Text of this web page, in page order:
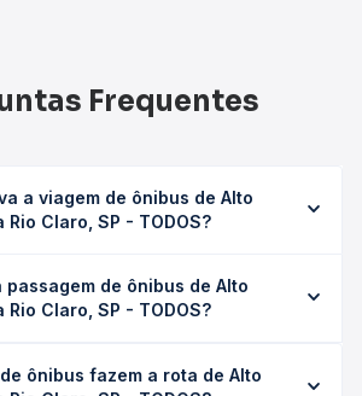
Frequentes
a viagem de ônibus de Alto
Claro, SP - TODOS?
16h 50min, podendo variar
o tipo de serviço (convencional,
opção na data desejada.
passagem de ônibus de Alto
Claro, SP - TODOS?
custa em média R$ 405,74 e varia
ônibus fazem a rota de Alto